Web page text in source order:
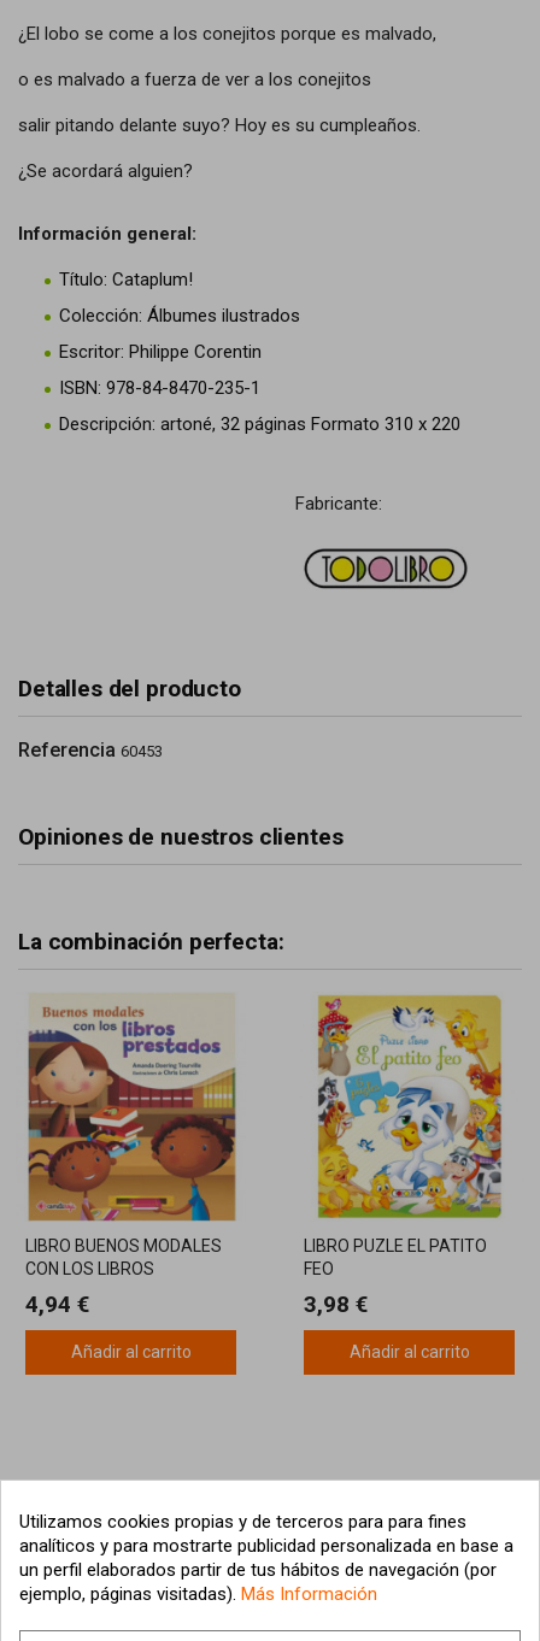
¿El lobo se come a los conejitos porque es malvado,
o es malvado a fuerza de ver a los conejitos
salir pitando delante suyo? Hoy es su cumpleaños.
¿Se acordará alguien?
Información general:
Título: Cataplum!
Colección: Álbumes ilustrados
Escritor: Philippe Corentin
ISBN: 978-84-8470-235-1
Descripción: artoné, 32 páginas Formato 310 x 220
Fabricante:
Detalles del producto
Referencia 60453
Opiniones de nuestros clientes
La combinación perfecta:
LIBRO BUENOS MODALES
CON LOS LIBROS
4,94 €
Añadir al carrito
LIBRO PUZLE EL PATITO
FEO
3,98 €
Añadir al carrito
Utilizamos cookies propias y de terceros para para fines
analíticos y para mostrarte publicidad personalizada en base a
un perfil elaborados partir de tus hábitos de navegación (por
ejemplo, páginas visitadas). Más Información